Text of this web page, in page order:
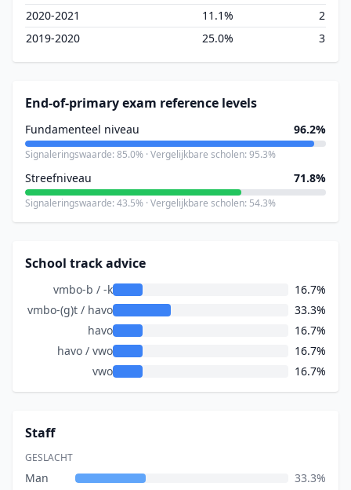
2020-2021
11.1%
2
2019-2020
25.0% 3
End-of-primary exam reference levels
Fundamenteel niveau 96.2%
Signaleringswaarde: 85.0% · Vergelijkbare scholen: 95.3%
Streefniveau 71.8%
Signaleringswaarde: 43.5% · Vergelijkbare scholen: 54.3%
School track advice
vmbo-b / -k
16.7%
vmbo-(g)t / havo
33.3%
havo
16.7%
havo / vwo
16.7%
vwo
16.7%
Staff
GESLACHT
Man 33.3%